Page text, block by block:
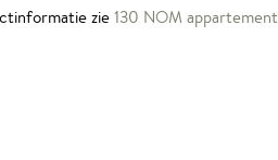
zie 130 NOM